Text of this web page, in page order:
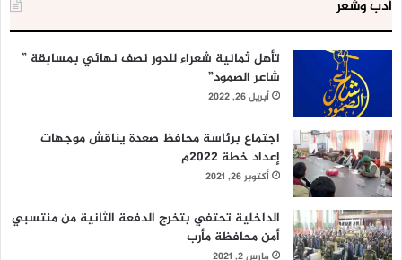
أدب وشعر
تأهل ثمانية شعراء للدور نصف نهائي بمسابقة ”
شاعر الصمود”
أبريل 26, 2022
اجتماع برئاسة محافظ صعدة يناقش موجهات
إعداد خطة 2022م
أكتوبر 26, 2021
الداخلية تحتفي بتخرج الدفعة الثانية من منتسبي
أمن محافظة مأرب